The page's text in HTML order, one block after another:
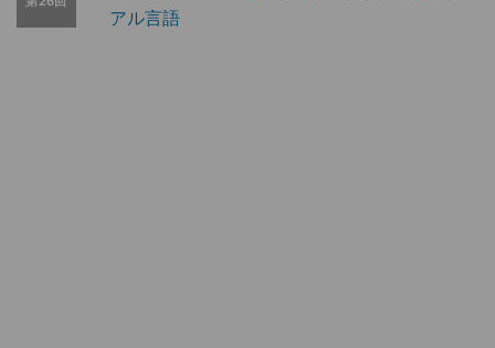
アル言語